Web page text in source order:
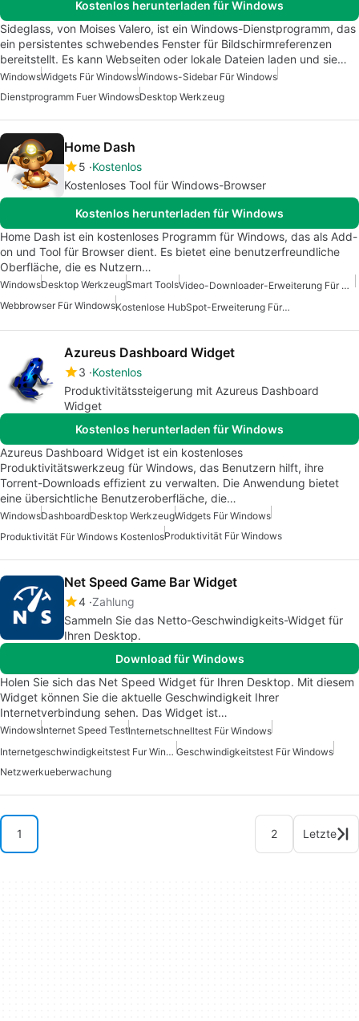
Kostenlos herunterladen für Windows
Sideglass, von Moises Valero, ist ein Windows-Dienstprogramm, das
ein persistentes schwebendes Fenster für Bildschirmreferenzen
bereitstellt. Es kann Webseiten oder lokale Dateien laden und sie…
WindowsWidgets Für WindowsWindows-Sidebar Für Windows
Dienstprogramm Fuer WindowsDesktop Werkzeug
Home Dash
5 Kostenlos
Kostenloses Tool für Windows-Browser
Kostenlos herunterladen für Windows
Home Dash ist ein kostenloses Programm für Windows, das als Add-
on und Tool für Browser dient. Es bietet eine benutzerfreundliche
Oberfläche, die es Nutzern…
WindowsDesktop WerkzeugSmart Tools
Video-Downloader-Erweiterung Für Windows
Webbrowser Für Windows
Kostenlose HubSpot-Erweiterung Für Windows
Azureus Dashboard Widget
3 Kostenlos
Produktivitätssteigerung mit Azureus Dashboard
Widget
Kostenlos herunterladen für Windows
Azureus Dashboard Widget ist ein kostenloses
Produktivitätswerkzeug für Windows, das Benutzern hilft, ihre
Torrent-Downloads effizient zu verwalten. Die Anwendung bietet
eine übersichtliche Benutzeroberfläche, die…
WindowsDashboardDesktop WerkzeugWidgets Für Windows
Produktivität Für Windows KostenlosProduktivität Für Windows
Net Speed Game Bar Widget
4 Zahlung
Sammeln Sie das Netto-Geschwindigkeits-Widget für
Ihren Desktop.
Download für Windows
Holen Sie sich das Net Speed Widget für Ihren Desktop. Mit diesem
Widget können Sie die aktuelle Geschwindigkeit Ihrer
Internetverbindung sehen. Das Widget ist…
WindowsInternet Speed TestInternetschnelltest Für Windows
Internetgeschwindigkeitstest Fur Windows Geschwindigkeitstest Für Windows
Netzwerkueberwachung
1 2 Letzte